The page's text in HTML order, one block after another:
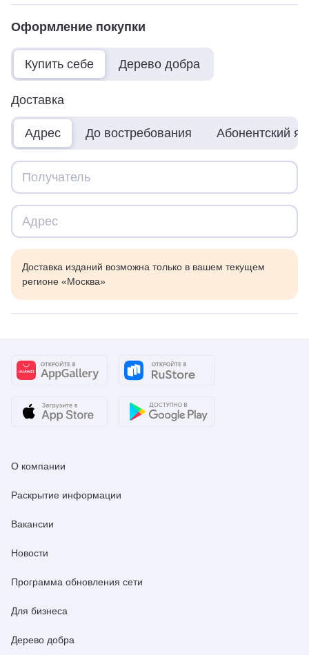
Оформление покупки
Купить себе Дерево добра
Доставка
Адрес До востребования Абонентский
Доставка изданий возможна только в вашем текущем
регионе «Москва»
О компании
Раскрытие информации
Вакансии
Новости
Программа обновления сети
Для бизнеса
Дерево добра